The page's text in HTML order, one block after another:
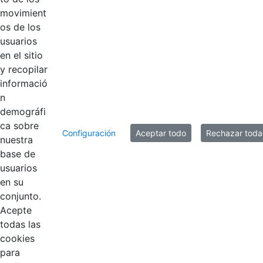
Mostrando el intervalo 1 - 10 de 11 resultados.
movimient
os de los
usuarios
en el sitio
y recopilar
informació
n
demográfi
ca sobre
nuestra
base de
usuarios
en su
conjunto.
Acepte
todas las
cookies
para
Configuración Aceptar todo Rechazar